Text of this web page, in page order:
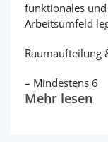
funktionales
Arbeitsumfeld
Raumaufteilung
– Mindestens 6
Mehr lesen